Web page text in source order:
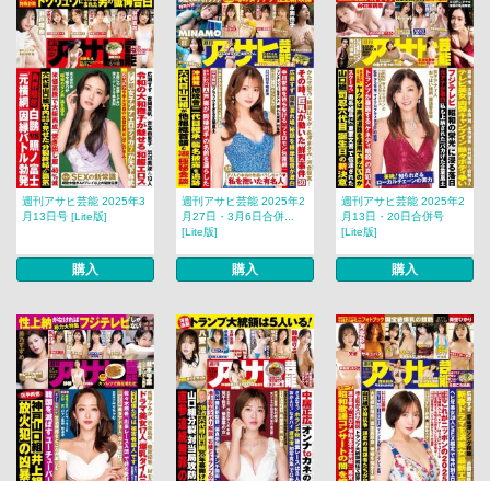
週刊アサヒ芸能 2025年3
月13日号 [Lite版]
購入
週刊アサヒ芸能 2025年2
月27日・3月6日合併...
[Lite版]
購入
週刊アサヒ芸能 2025年2
月13日・20日合併号
[Lite版]
購入